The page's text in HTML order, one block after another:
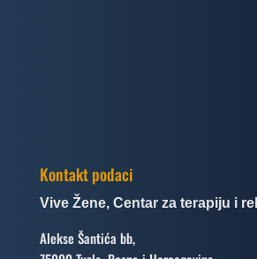
Kontakt podaci
Vive Žene, Centar za terapiju i
Alekse Šantića bb,